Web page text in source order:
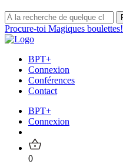
Procure-toi Magiques boulettes!
BPT+
Connexion
Conférences
Contact
BPT+
Connexion
0